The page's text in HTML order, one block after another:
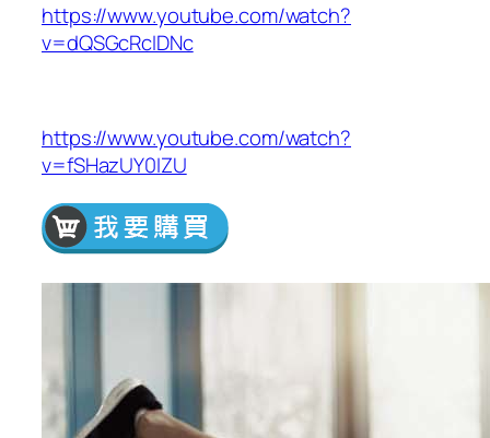
https://www.youtube.com/watch?
v=dQSGcRcIDNc
https://www.youtube.com/watch?
v=fSHazUY0IZU